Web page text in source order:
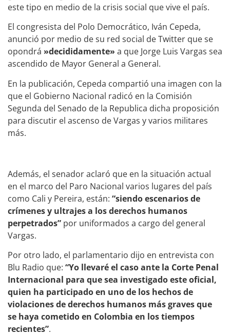
este tipo en medio de la crisis social que vive el país.
El congresista del Polo Democrático, Iván Cepeda,
anunció por medio de su red social de Twitter que se
opondrá »decididamente» a que Jorge Luis Vargas sea
ascendido de Mayor General a General.
En la publicación, Cepeda compartió una imagen con la
que el Gobierno Nacional radicó en la Comisión
Segunda del Senado de la Republica dicha proposición
para discutir el ascenso de Vargas y varios militares
más.
Además, el senador aclaró que en la situación actual
en el marco del Paro Nacional varios lugares del país
como Cali y Pereira, están: “siendo escenarios de
crímenes y ultrajes a los derechos humanos
perpetrados” por uniformados a cargo del general
Vargas.
Por otro lado, el parlamentario dijo en entrevista con
Blu Radio que: “Yo llevaré el caso ante la Corte Penal
Internacional para que sea investigado este oficial,
quien ha participado en uno de los hechos de
violaciones de derechos humanos más graves que
se haya cometido en Colombia en los tiempos
recientes”.